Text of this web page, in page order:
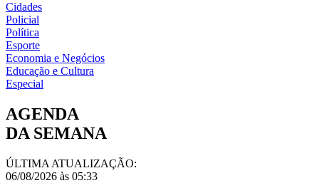
Cidades
Policial
Política
Esporte
Economia e Negócios
Educação e Cultura
Especial
AGENDA
DA SEMANA
ÚLTIMA ATUALIZAÇÃO:
06/08/2026 às 05:33